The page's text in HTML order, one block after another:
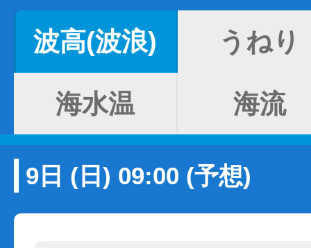
波高(波浪) うねり
海水温 海流
9日 (日) 09:00 (予想)